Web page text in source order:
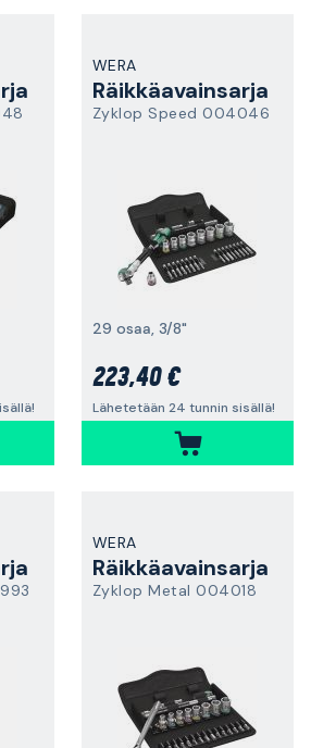
WERA
Räikkäavainsarja
Zyklop Speed 004046
29 osaa, 3/8"
223,40 €
Lähetetään 24 tunnin sisällä!
WERA
Räikkäavainsarja
Zyklop Metal 004018